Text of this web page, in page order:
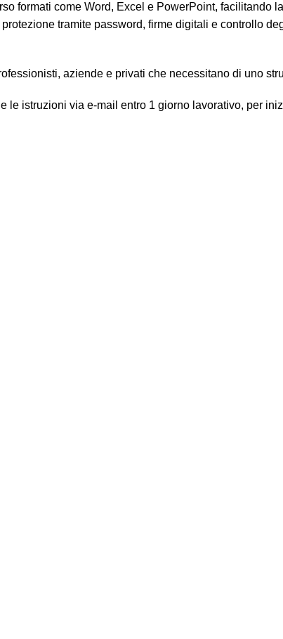
formati come Word, Excel e PowerPoint,
tramite password, firme digitali e controllo
aziende e privati che necessitano di uno
istruzioni via e-mail entro 1 giorno lavorativo, per